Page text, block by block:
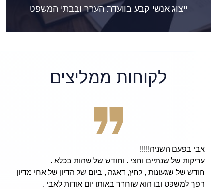
ייצוג אנשי קבע בוועדת הערר ובבתי המשפט
לקוחות ממליצים
אבי בפעם השניה!!!!!
עריקות של שנתיים וחצי . וחודש של שהות בכלא .
חודש של שגעונות , לחץ, דאגה , ביום של הדיון של אחי מדיון
הפך למשפט ובו הוא שוחרר באותו יום אודות לאבי .